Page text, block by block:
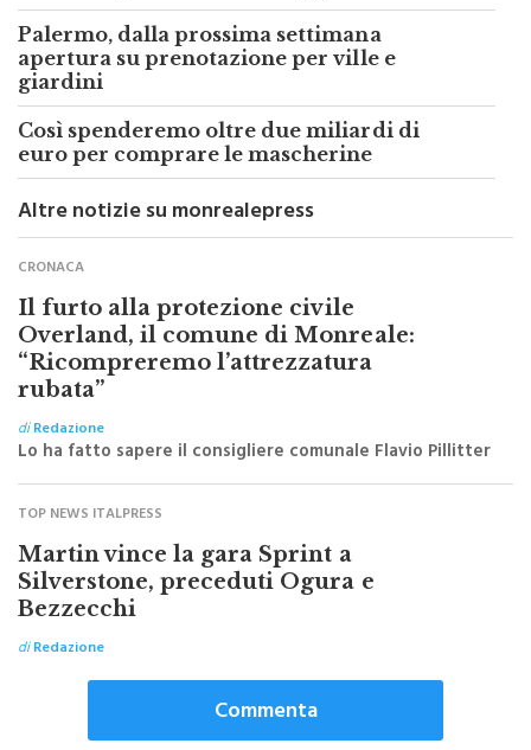
Palermo, dalla prossima settimana
apertura su prenotazione per ville e
giardini
Così spenderemo oltre due miliardi di
euro per comprare le mascherine
Altre notizie su monrealepress
CRONACA
Il furto alla protezione civile
Overland, il comune di Monreale:
“Ricompreremo l’attrezzatura
rubata”
diRedazione
Lo ha fatto sapere il consigliere comunale Flavio Pillitter
TOP NEWS ITALPRESS
Martin vince la gara Sprint a
Silverstone, preceduti Ogura e
Bezzecchi
diRedazione
Commenta